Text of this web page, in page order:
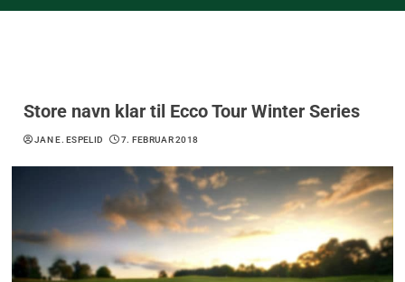
Store navn klar til Ecco Tour Winter Series
JAN E. ESPELID 7. FEBRUAR 2018